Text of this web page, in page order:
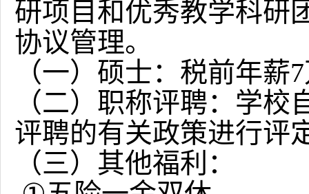
研项目和优秀教学科研
协议管理。
（一）硕士：税前年薪7
（二）职称评聘：学
评聘的有关政策进行评
（三）其他福利：